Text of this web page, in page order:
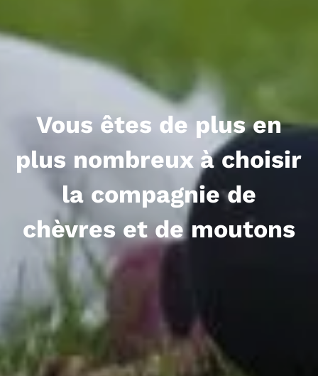
Vous êtes de plus en
plus nombreux à choisir
la compagnie de
chèvres et de moutons